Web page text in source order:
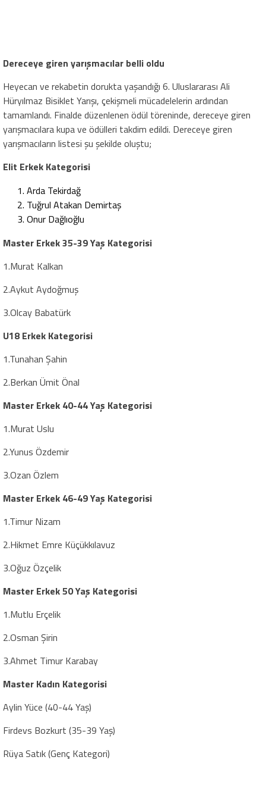
Dereceye giren yarışmacılar belli oldu
Heyecan ve rekabetin dorukta yaşandığı 6. Uluslararası Ali
Hüryılmaz Bisiklet Yarışı, çekişmeli mücadelelerin ardından
tamamlandı. Finalde düzenlenen ödül töreninde, dereceye giren
yarışmacılara kupa ve ödülleri takdim edildi. Dereceye giren
yarışmacıların listesi şu şekilde oluştu;
Elit Erkek Kategorisi
Arda Tekirdağ
Tuğrul Atakan Demirtaş
Onur Dağlıoğlu
Master Erkek 35-39 Yaş Kategorisi
1.Murat Kalkan
2.Aykut Aydoğmuş
3.Olcay Babatürk
U18 Erkek Kategorisi
1.Tunahan Şahin
2.Berkan Ümit Önal
Master Erkek 40-44 Yaş Kategorisi
1.Murat Uslu
2.Yunus Özdemir
3.Ozan Özlem
Master Erkek 46-49 Yaş Kategorisi
1.Timur Nizam
2.Hikmet Emre Küçükkılavuz
3.Oğuz Özçelik
Master Erkek 50 Yaş Kategorisi
1.Mutlu Erçelik
2.Osman Şirin
3.Ahmet Timur Karabay
Master Kadın Kategorisi
Aylin Yüce (40-44 Yaş)
Firdevs Bozkurt (35-39 Yaş)
Rüya Satık (Genç Kategori)